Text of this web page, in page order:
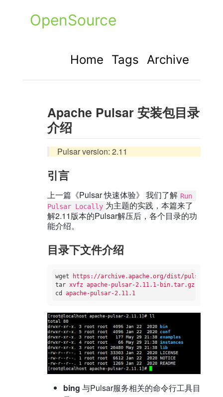
OpenSource
Home Tags Archive
Apache Pulsar 安装包目录
介绍
Pulsar version: 2.11
引言
上一篇《Pulsar 快速体验》 我们了解 Run
Pulsar Locally 为主题的实践，本篇来了
解2.11版本的Pulsar解压后，各个目录的功
能介绍。
目录下文件介绍
wget
https://archive.apache.org/dist/pulsar/
tar xvfz apache-pulsar-2.11.1-bin.tar.gz
cd
apache-pulsar-2.11.1
bing 与Pulsar服务相关的命令行工具目